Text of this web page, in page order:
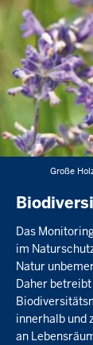
Große
Das
im
Natur
Daher betreibt
innerhalb und
an